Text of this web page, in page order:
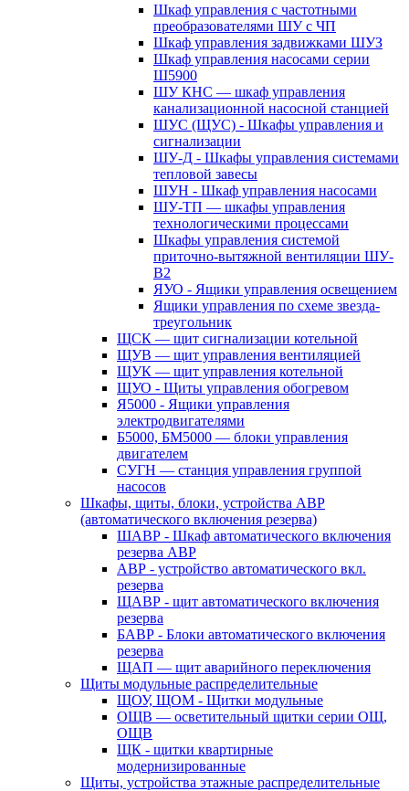
Шкаф управления с частотными
преобразователями ШУ с ЧП
Шкаф управления задвижками ШУЗ
Шкаф управления насосами серии
Ш5900
ШУ КНС — шкаф управления
канализационной насосной станцией
ШУС (ЩУС) - Шкафы управления и
сигнализации
ШУ-Д - Шкафы управления системами
тепловой завесы
ШУН - Шкаф управления насосами
ШУ-ТП — шкафы управления
технологическими процессами
Шкафы управления системой
приточно-вытяжной вентиляции ШУ-
В2
ЯУО - Ящики управления освещением
Ящики управления по схеме звезда-
треугольник
ЩСК — щит сигнализации котельной
ЩУВ — щит управления вентиляцией
ЩУК — щит управления котельной
ЩУО - Щиты управления обогревом
Я5000 - Ящики управления
электродвигателями
Б5000, БМ5000 — блоки управления
двигателем
СУГН — станция управления группой
насосов
Шкафы, щиты, блоки, устройства АВР
(автоматического включения резерва)
ШАВР - Шкаф автоматического включения
резерва АВР
АВР - устройство автоматического вкл.
резерва
ЩАВР - щит автоматического включения
резерва
БАВР - Блоки автоматического включения
резерва
ЩАП — щит аварийного переключения
Щиты модульные распределительные
ЩОУ, ЩОМ - Щитки модульные
ОЩВ — осветительный щитки серии ОЩ,
ОЩВ
ЩК - щитки квартирные
модернизированные
Щиты, устройства этажные распределительные